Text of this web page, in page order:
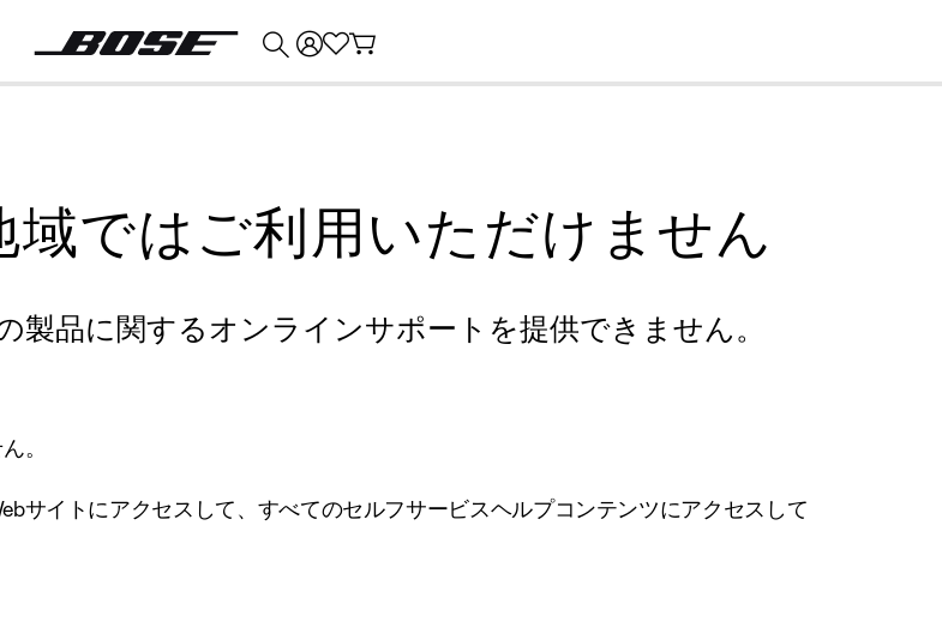
域ではご利用いただけません
製品に関するオンラインサポートを提供できません。
。
サイトにアクセスして、すべてのセルフサービスヘルプコンテンツにアクセスして